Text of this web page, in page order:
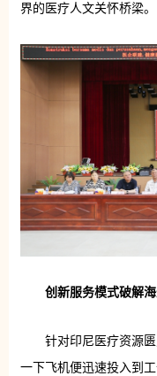
界的医疗人文关怀桥梁。
创新服务模式破解
针对印尼医疗资源
一下飞机便迅速投入到